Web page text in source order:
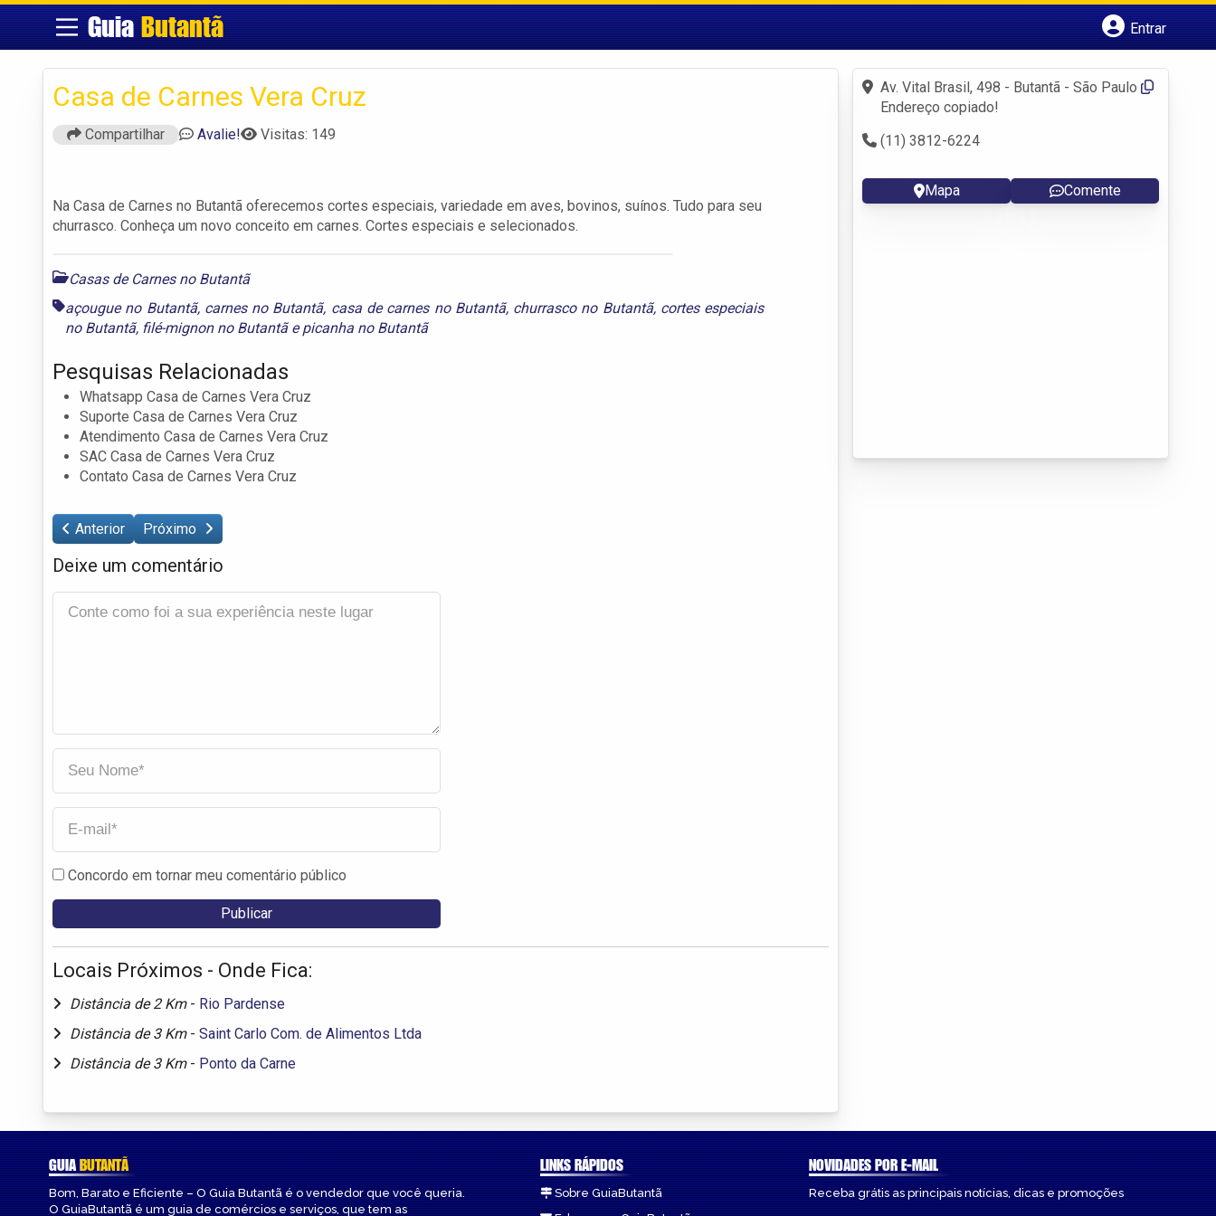
GuiaButantã
Entrar
Fazer login
Criar conta
Casa de Carnes Vera Cruz
Compartilhar Avalie! Visitas: 149
Na Casa de Carnes no Butantã oferecemos cortes especiais, variedade em aves, bovinos, suínos. Tudo para seu
churrasco. Conheça um novo conceito em carnes. Cortes especiais e selecionados.
Casas de Carnes no Butantã
açougue no Butantã, carnes no Butantã, casa de carnes no Butantã, churrasco no Butantã, cortes especiais
no Butantã, filé-mignon no Butantãepicanha no Butantã
Pesquisas Relacionadas
Whatsapp Casa de Carnes Vera Cruz
Suporte Casa de Carnes Vera Cruz
Atendimento Casa de Carnes Vera Cruz
SAC Casa de Carnes Vera Cruz
Contato Casa de Carnes Vera Cruz
Anterior Próximo
Deixe um comentário
Concordo em tornar meu comentário público
Locais Próximos - Onde Fica:
Distância de 2 Km - Rio Pardense
Distância de 3 Km - Saint Carlo Com. de Alimentos Ltda
Distância de 3 Km - Ponto da Carne
Av. Vital Brasil, 498 - Butantã - São Paulo
Endereço copiado!
(11) 3812-6224
Mapa Comente
GUIABUTANTÃ
Bom, Barato e Eficiente – O Guia Butantã é o vendedor que você queria.
O GuiaButantã é um guia de comércios e serviços, que tem as
LINKS RÁPIDOS
Sobre GuiaButantã
NOVIDADES POR E-MAIL
Receba grátis as principais notícias, dicas e promoções